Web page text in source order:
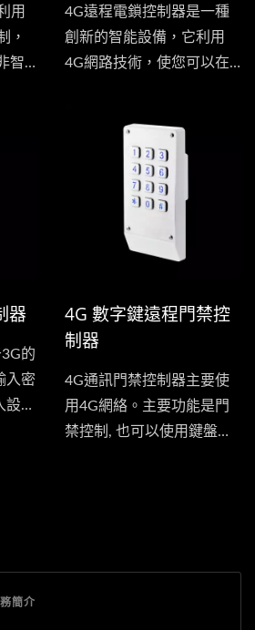
用
，
智
4G遠程電鎖控制器是一種
創新的智能設備，它利用
4G網路技術，使您可以在
器
的
入密
備
4G 數字鍵遠程門禁控
制器
4G通訊門禁控制器主要使
用4G網絡。主要功能是門
禁控制, 也可以使用鍵盤輸
簡介